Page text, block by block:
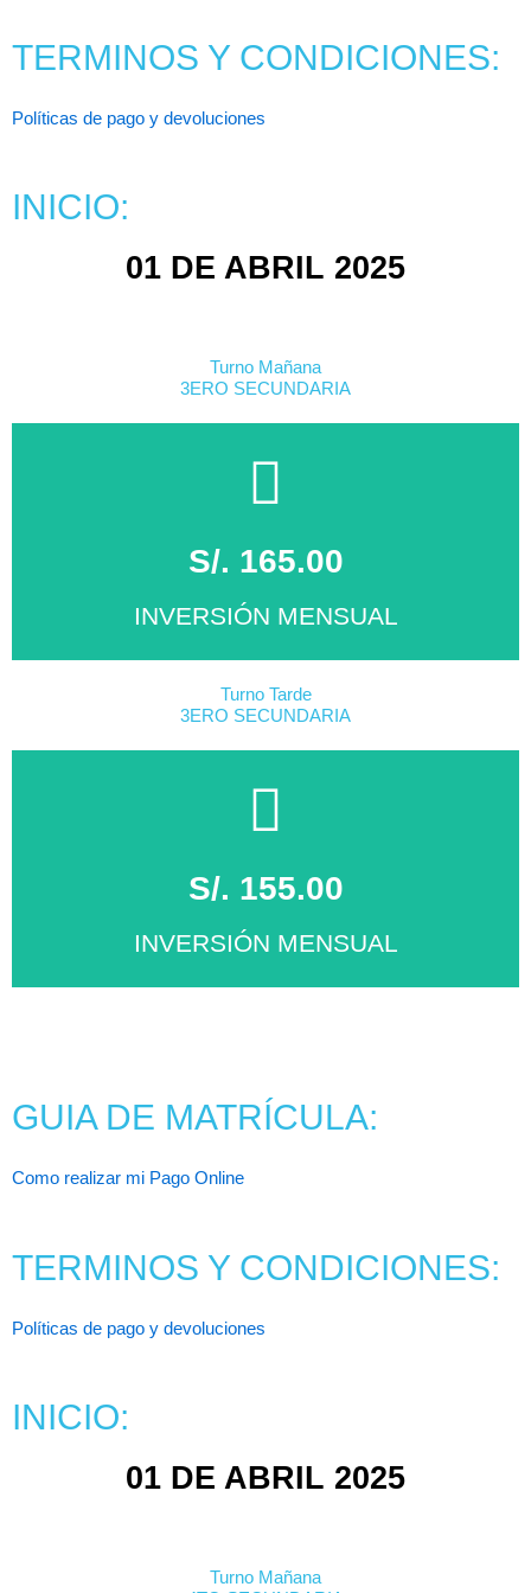
TERMINOS Y CONDICIONES:
Políticas de pago y devoluciones
INICIO:
01 DE ABRIL 2025
Turno Mañana
3ERO SECUNDARIA
S/. 165.00
INVERSIÓN MENSUAL
Turno Tarde
3ERO SECUNDARIA
S/. 155.00
INVERSIÓN MENSUAL
Click Aqui
GUIA DE MATRÍCULA:
Como realizar mi Pago Online
TERMINOS Y CONDICIONES:
Políticas de pago y devoluciones
INICIO:
01 DE ABRIL 2025
Turno Mañana